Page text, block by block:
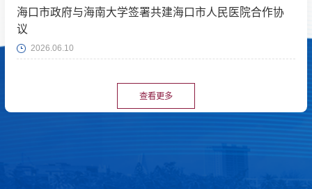
海口市政府与海南大学签署共建海口市人民医院合作协
议
2026.06.10
查看更多